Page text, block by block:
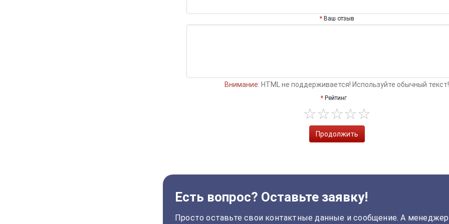
Ваш отзыв
Внимание: HTML не поддерживается! Используйте обычный текст!
Рейтинг
Продолжить
Есть вопрос? Оставьте заявку!
Просто оставьте свои контактные данные и сообщение. А